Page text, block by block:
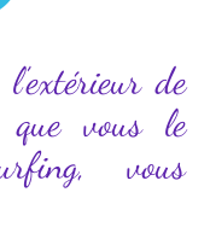
de
que vous le
vous